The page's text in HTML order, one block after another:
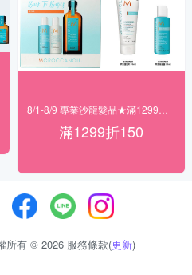
滿1299折150
所有 © 2026 服務條款(更新)